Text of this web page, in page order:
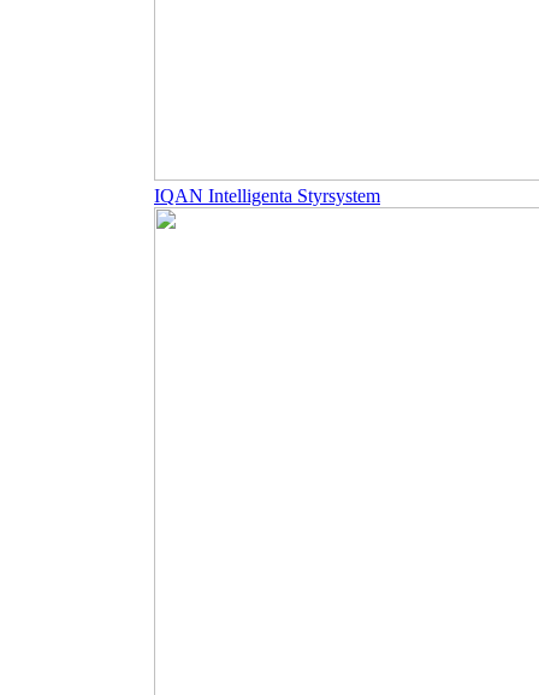
IQAN Intelligenta Styrsystem